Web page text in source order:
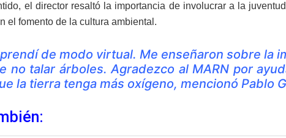
el director resaltó la importancia de involucrar a la
el fomento de la cultura ambiental.
de modo virtual. Me enseñaron sobre la
no talar árboles. Agradezco al MARN por
la tierra tenga más oxígeno, mencionó Pablo